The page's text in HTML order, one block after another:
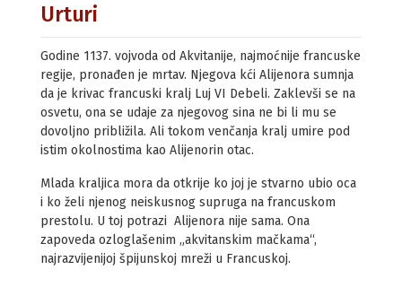
Urturi
Godine 1137. vojvoda od Akvitanije, najmoćnije francuske
regije, pronađen je mrtav. Njegova kći Alijenora sumnja
da je krivac francuski kralj Luj VI Debeli. Zaklevši se na
osvetu, ona se udaje za njegovog sina ne bi li mu se
dovoljno približila. Ali tokom venčanja kralj umire pod
istim okolnostima kao Alijenorin otac.
Mlada kraljica mora da otkrije ko joj je stvarno ubio oca
i ko želi njenog neiskusnog supruga na francuskom
prestolu. U toj potrazi Alijenora nije sama. Ona
zapoveda ozloglašenim „akvitanskim mačkama“,
najrazvijenijoj špijunskoj mreži u Francuskoj.